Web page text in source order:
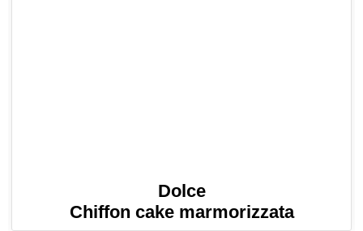
Dolce
Chiffon cake marmorizzata